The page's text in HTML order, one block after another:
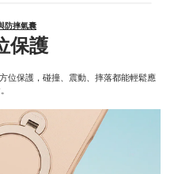
防摔氣囊
保護
位保護，碰撞、震動、摔落都能輕鬆應